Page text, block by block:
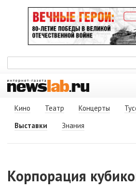
Кино
Театр Концерты
Выставки
Знания
Корпорация